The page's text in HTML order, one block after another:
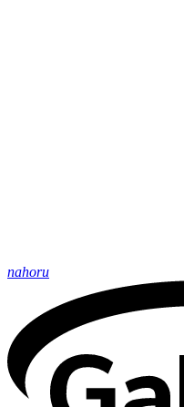
nahoru